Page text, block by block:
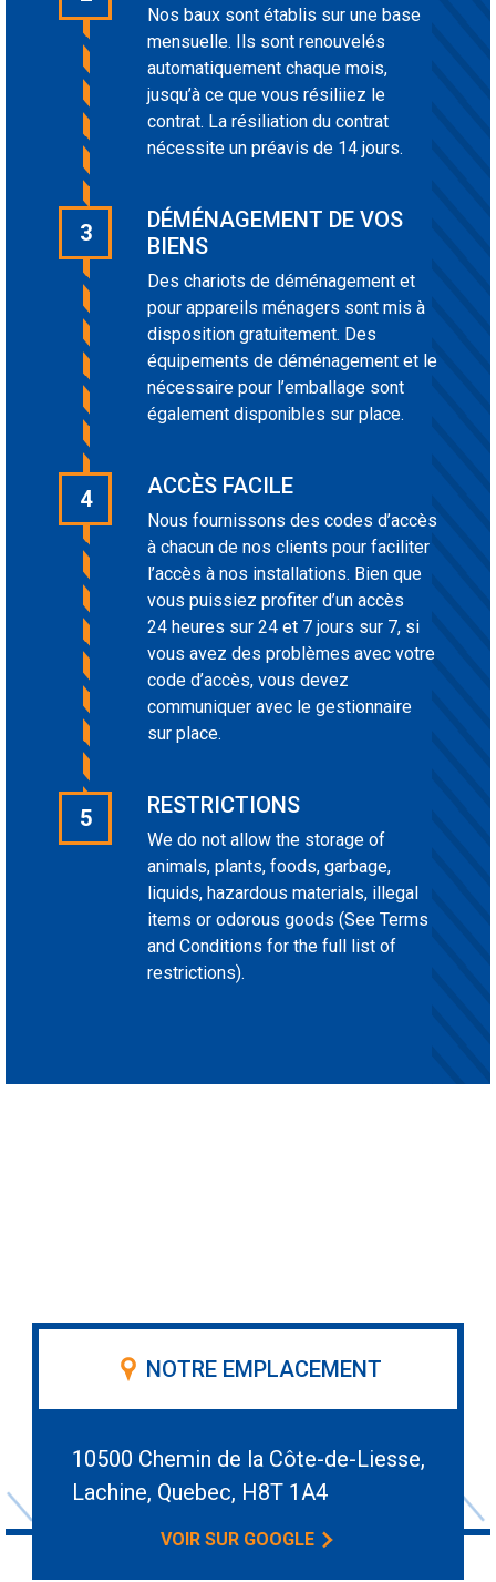
Nos baux sont établis sur une base
mensuelle. Ils sont renouvelés
automatiquement chaque mois,
jusqu’à ce que vous résiliiez le
contrat. La résiliation du contrat
nécessite un préavis de 14 jours.
3
DÉMÉNAGEMENT DE VOS
BIENS
Des chariots de déménagement et
pour appareils ménagers sont mis à
disposition gratuitement. Des
équipements de déménagement et le
nécessaire pour l’emballage sont
également disponibles sur place.
4 ACCÈS FACILE
Nous fournissons des codes d’accès
à chacun de nos clients pour faciliter
l’accès à nos installations. Bien que
vous puissiez profiter d’un accès
24 heures sur 24 et 7 jours sur 7, si
vous avez des problèmes avec votre
code d’accès, vous devez
communiquer avec le gestionnaire
sur place.
5 RESTRICTIONS
We do not allow the storage of
animals, plants, foods, garbage,
liquids, hazardous materials, illegal
items or odorous goods (See Terms
and Conditions for the full list of
restrictions).
NOTRE EMPLACEMENT
10500 Chemin de la Côte-de-Liesse,
Lachine, Quebec, H8T 1A4
VOIR SUR GOOGLE